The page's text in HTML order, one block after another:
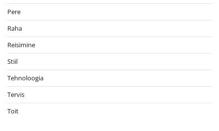
Pere
Raha
Reisimine
Stiil
Tehnoloogia
Tervis
Toit